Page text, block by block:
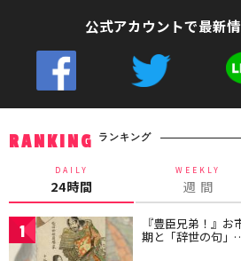
公式アカウントで最新
RANKING ランキング
DAILY
24時間
WEEKLY
週 間
1 『豊臣兄弟！』
期と「辞世の句」